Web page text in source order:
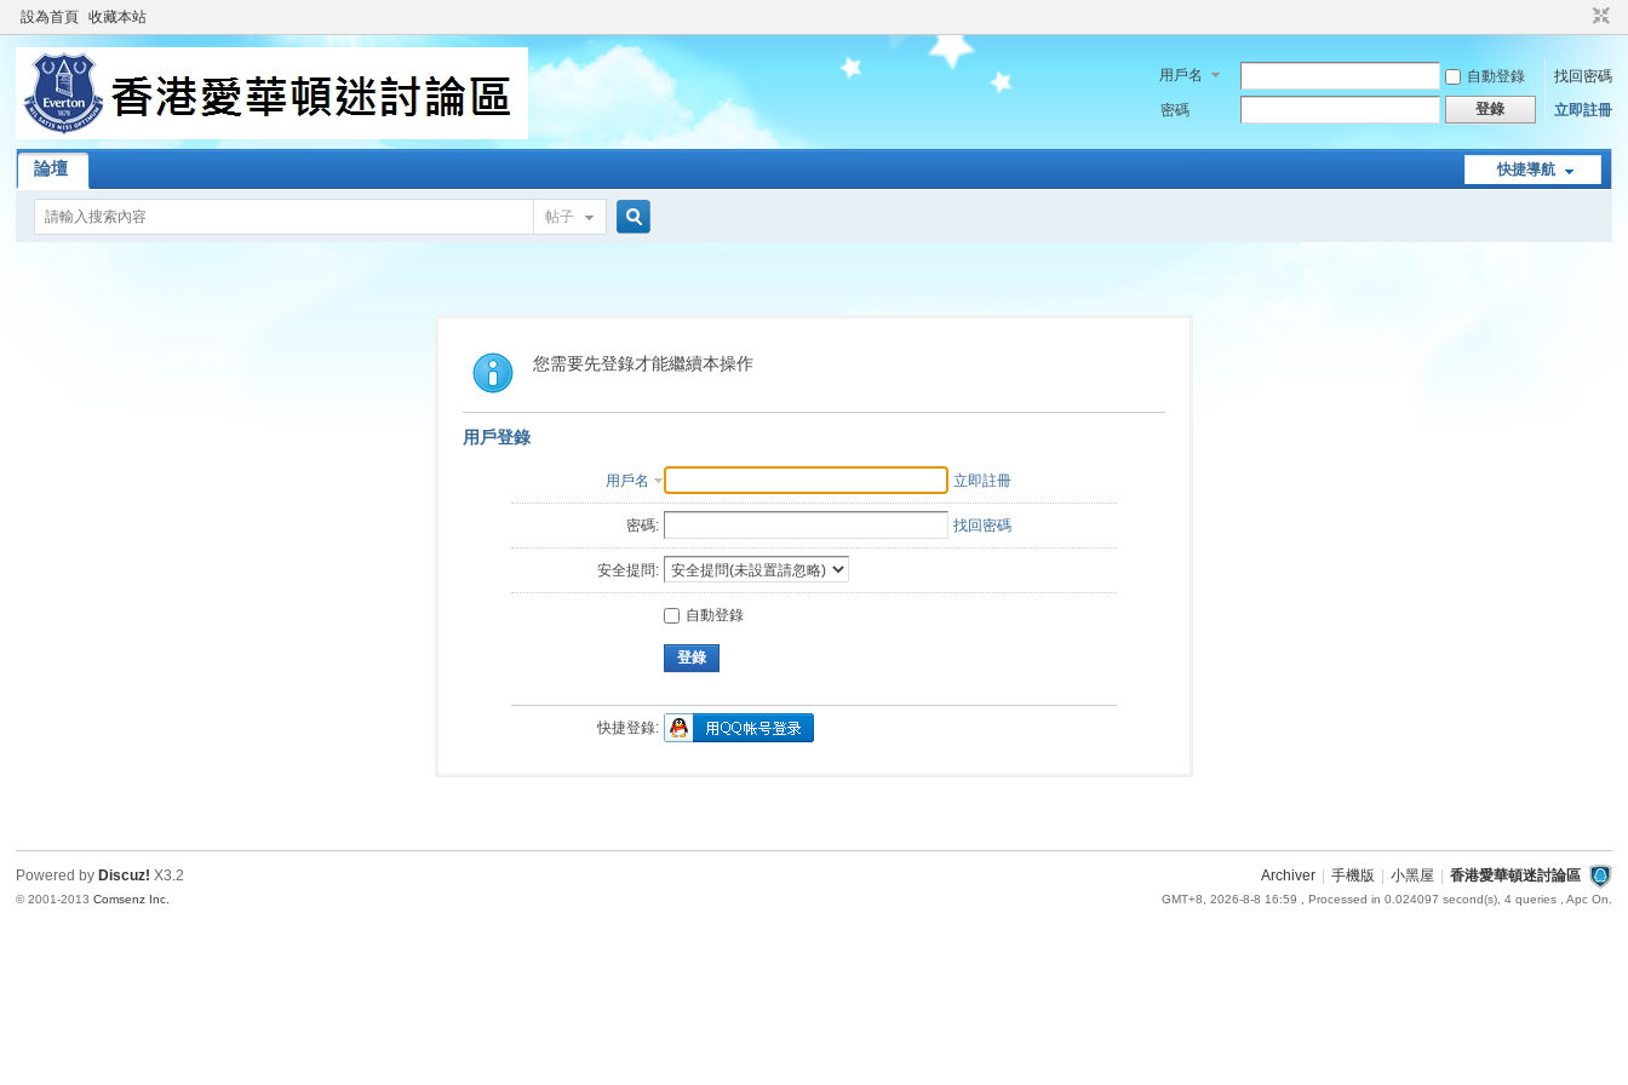
設為首頁 收藏本站
用戶名 自動登錄
找回密碼
密碼
登錄 立即註冊
快捷導航
論壇
帖子
索
您需要先登錄才能繼續本操作
用戶登錄
用戶名 立即註冊
密碼: 找回密碼
安全提問:
自動登錄
登錄
快捷登錄:
Archiver 手機版 小黑屋 香港愛華頓迷討論區
GMT+8, 2026-8-8 16:59 , Processed in 0.024097 second(s), 4 queries , Apc On.
Powered by Discuz! X3.2
© 2001-2013Comsenz Inc.